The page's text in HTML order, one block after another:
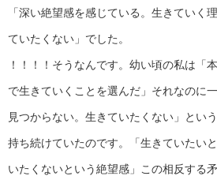
「深い絶望感を感じている。生きていく
ていたくない」でした。
！！！！そうなんです。幼い頃の私は「
で生きていくことを選んだ」それなのに
見つからない。生きていたくない」とい
持ち続けていたのです。「生きていたい
いたくないという絶望感」この相反する